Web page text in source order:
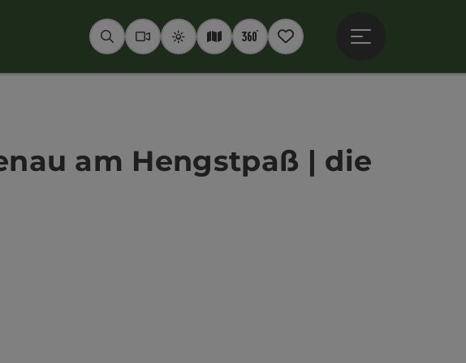
SuchenWebcams
WetterInteraktive Karte
360° Panoramen
Merkzettel
am Hengstpaß | die